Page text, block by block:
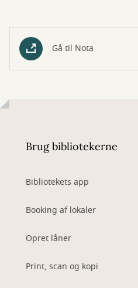
Gå til Nota
Brug bibliotekerne
Bibliotekets app
Booking af lokaler
Opret låner
Print, scan og kopi